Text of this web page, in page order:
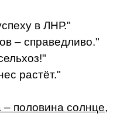
в ЛНР."
– справедливо."
растёт."
– половина солнце,